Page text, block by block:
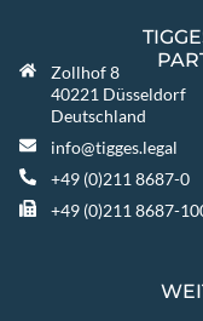
Zollhof 8
40221 Düsseldorf
Deutschland
info@tigges.legal
+49 (0)211 8687-0
+49 (0)211 8687-